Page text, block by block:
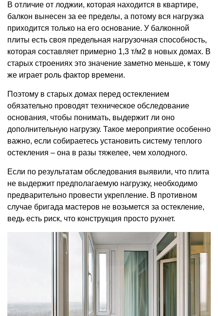
В отличие от лоджии, которая находится в квартире,
балкон вынесен за ее пределы, а потому вся нагрузка
приходится только на его основание. У балконной
плиты есть своя предельная нагрузочная способность,
которая составляет примерно 1,3 т/м2 в новых домах. В
старых строениях это значение заметно меньше, к тому
же играет роль фактор времени.
Поэтому в старых домах перед остеклением
обязательно проводят техническое обследование
основания, чтобы понимать, выдержит ли оно
дополнительную нагрузку. Такое мероприятие особенно
важно, если собираетесь установить систему теплого
остекления – она в разы тяжелее, чем холодного.
Если по результатам обследования выявили, что плита
не выдержит предполагаемую нагрузку, необходимо
предварительно провести укрепление. В противном
случае бригада мастеров не возьмется за остекление,
ведь есть риск, что конструкция просто рухнет.